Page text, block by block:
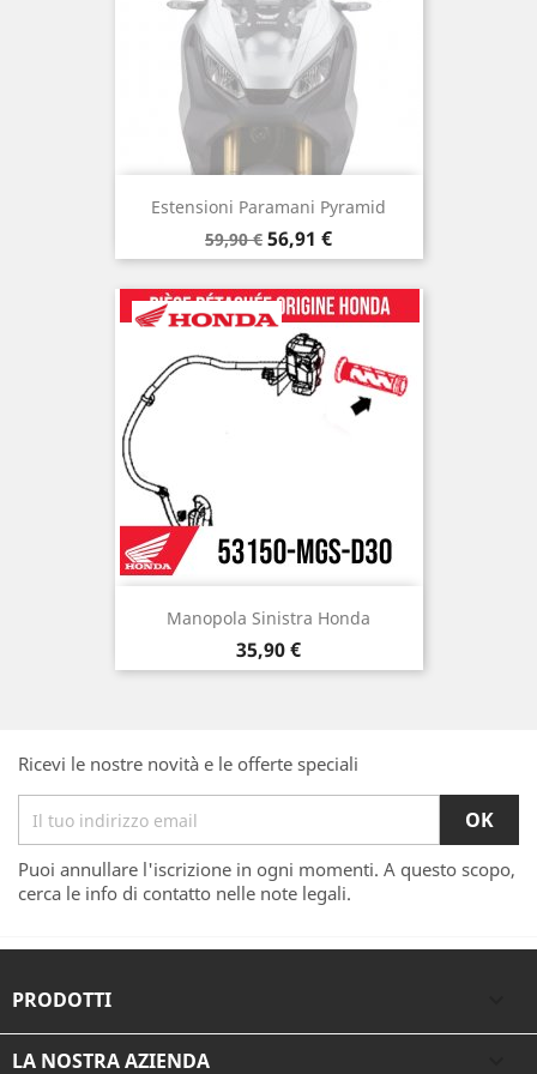
Estensioni Paramani Pyramid
Prezzo
base
59,90 € Prezzo
56,91 €
Manopola Sinistra Honda
Prezzo
35,90 €
Ricevi le nostre novità e le offerte speciali
Puoi annullare l'iscrizione in ogni momenti. A questo scopo,
cerca le info di contatto nelle note legali.
PRODOTTI
LA NOSTRA AZIENDA